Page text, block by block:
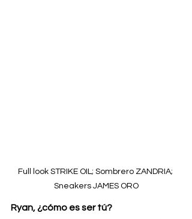
Full look STRIKE OIL; Sombrero ZANDRIA;
Sneakers JAMES ORO
Ryan, ¿cómo es ser tú?